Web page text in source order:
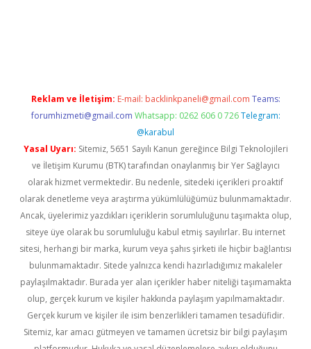
Reklam ve İletişim: E-mail: backlinkpaneli@gmail.com Teams:
forumhizmeti@gmail.com Whatsapp: 0262 606 0 726 Telegram:
@karabul
Yasal Uyarı: Sitemiz, 5651 Sayılı Kanun gereğince Bilgi Teknolojileri
ve İletişim Kurumu (BTK) tarafından onaylanmış bir Yer Sağlayıcı
olarak hizmet vermektedir. Bu nedenle, sitedeki içerikleri proaktif
olarak denetleme veya araştırma yükümlülüğümüz bulunmamaktadır.
Ancak, üyelerimiz yazdıkları içeriklerin sorumluluğunu taşımakta olup,
siteye üye olarak bu sorumluluğu kabul etmiş sayılırlar. Bu internet
sitesi, herhangi bir marka, kurum veya şahıs şirketi ile hiçbir bağlantısı
bulunmamaktadır. Sitede yalnızca kendi hazırladığımız makaleler
paylaşılmaktadır. Burada yer alan içerikler haber niteliği taşımamakta
olup, gerçek kurum ve kişiler hakkında paylaşım yapılmamaktadır.
Gerçek kurum ve kişiler ile isim benzerlikleri tamamen tesadüfidir.
Sitemiz, kar amacı gütmeyen ve tamamen ücretsiz bir bilgi paylaşım